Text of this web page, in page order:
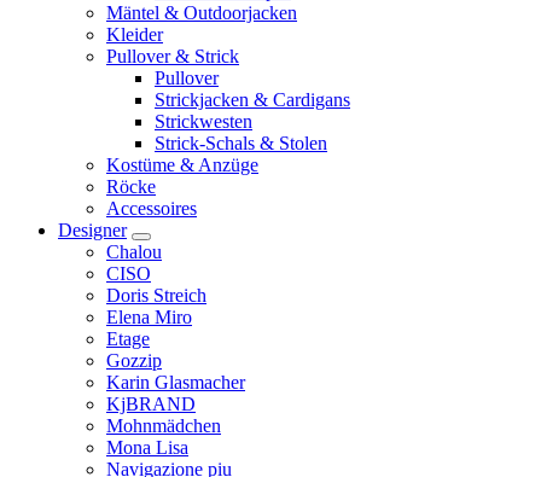
Mäntel & Outdoorjacken
Kleider
Pullover & Strick
Pullover
Strickjacken & Cardigans
Strickwesten
Strick-Schals & Stolen
Kostüme & Anzüge
Röcke
Accessoires
Designer
Chalou
CISO
Doris Streich
Elena Miro
Etage
Gozzip
Karin Glasmacher
KjBRAND
Mohnmädchen
Mona Lisa
Navigazione piu